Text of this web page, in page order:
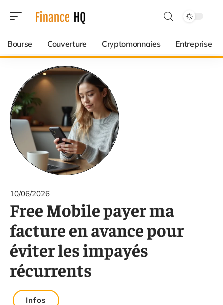
Bourse Couverture Cryptomonnaies Entreprise
10/06/2026
Free Mobile payer ma
facture en avance pour
éviter les impayés
récurrents
Infos